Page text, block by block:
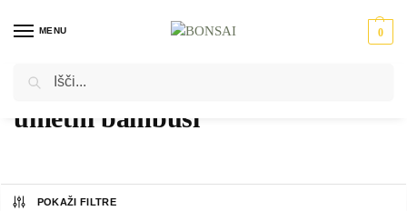
MENU 0
Domov Izdelki označeni z “umetni bambusi”
umetni bambusi
POKAŽI FILTRE